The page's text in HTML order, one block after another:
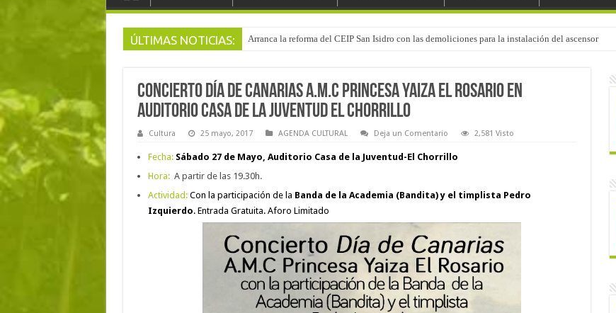
ÚLTIMAS NOTICIAS: El pentacampeón del mundo, Maikel Melero, en el Freestyle Zombies de La Esperanza
Concierto Día de Canarias A.M.C Princesa Yaiza El Rosario en
Auditorio Casa de la Juventud El Chorrillo
Cultura 25 mayo, 2017 AGENDA CULTURAL Deja un Comentario 2,581 Visto
Fecha: Sábado 27 de Mayo, Auditorio Casa de la Juventud-El Chorrillo
Hora: A partir de las 19.30h.
Actividad:Con la participación de la Banda de la Academia (Bandita) y el timplista Pedro
Izquierdo. Entrada Gratuita. Aforo Limitado